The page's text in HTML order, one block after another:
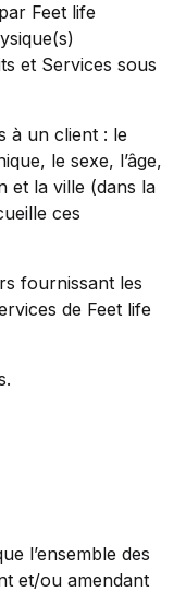
Feet life
et Services sous
à un client : le
le sexe, l’âge,
et la ville (dans la
ces
fournissant les
de Feet life
l’ensemble des
et/ou amendant